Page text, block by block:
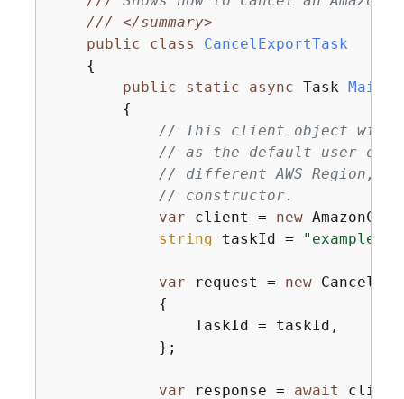
///
</summary>
public
class
CancelExportTask
{
public
static async Task Main
{
// This client object will be
// as the default user on
// different AWS Region,
// constructor.
var client = new
string taskId =
var request = new
{
                TaskId = taskId,
            };
var response = await